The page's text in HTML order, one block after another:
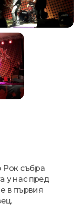
Рок събра
у нас пред
в първия